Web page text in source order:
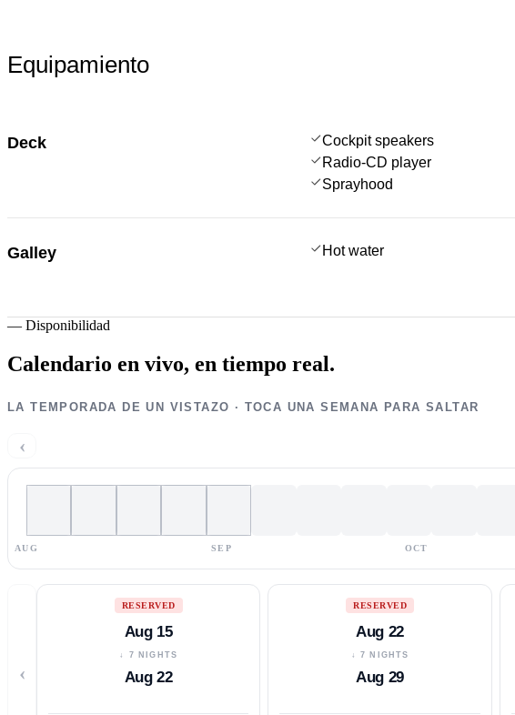
Equipamiento
Deck Cockpit speakers
Radio-CD player
Sprayhood
Galley Hot water
— Disponibilidad
Calendario en vivo, en tiempo real.
LA TEMPORADA DE UN VISTAZO · TOCA UNA SEMANA PARA SALTAR
‹
AUG SEP OCT
‹
RESERVED
Aug 15
↓ 7 NIGHTS
Aug 22
RESERVED
Aug 22
↓ 7 NIGHTS
Aug 29